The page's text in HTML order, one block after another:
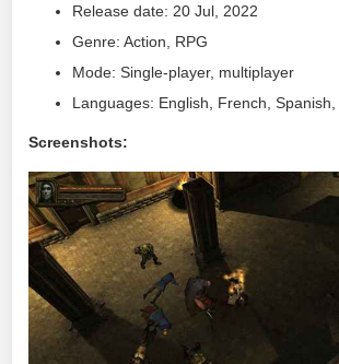
Release date: 20 Jul, 2022
Genre: Action, RPG
Mode: Single-player, multiplayer
Languages: English, French,
Screenshots: